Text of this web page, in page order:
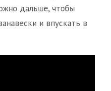
дальше, чтобы
и впускать в